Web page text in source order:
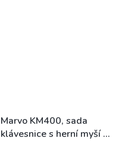
Marvo KM400, sada
klávesnice s herní myší a